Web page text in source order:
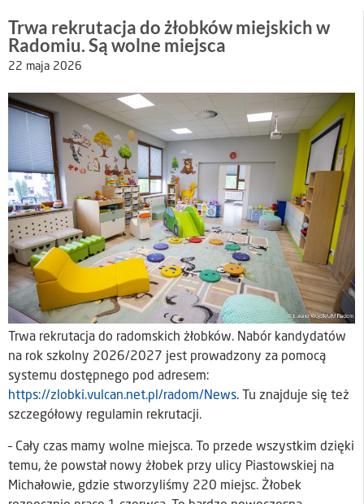
Trwa rekrutacja do żłobków miejskich w
Radomiu. Są wolne miejsca
22 maja 2026
Trwa rekrutacja do radomskich żłobków. Nabór kandydatów
na rok szkolny 2026/2027 jest prowadzony za pomocą
systemu dostępnego pod adresem:
https://zlobki.vulcan.net.pl/radom/News. Tu znajduje się też
szczegółowy regulamin rekrutacji.
– Cały czas mamy wolne miejsca. To przede wszystkim dzięki
temu, że powstał nowy żłobek przy ulicy Piastowskiej na
Michałowie, gdzie stworzyliśmy 220 miejsc. Żłobek